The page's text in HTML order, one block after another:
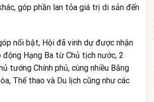
góp phần lan tỏa giá trị di sản đến
nổi bật, Hội đã vinh dự được nhận
động Hạng Ba từ Chủ tịch nước, 2
tướng Chính phủ, cùng nhiều Bằng
Thể thao và Du lịch cũng như các